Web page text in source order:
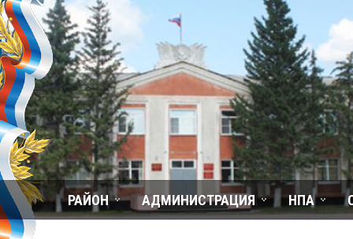
РАЙОН АДМИНИСТРАЦИЯ НПА